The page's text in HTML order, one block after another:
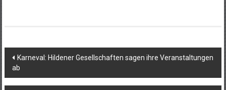
Beitragsnavigation
Karneval: Hildener Gesellschaften sagen ihre Veranstaltungen
ab